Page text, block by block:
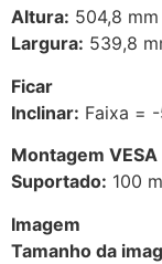
Altura: 504,8
Largura: 539,8
Ficar
Inclinar: Faixa =
Montagem VESA
Suportado: 100
Imagem
Tamanho da